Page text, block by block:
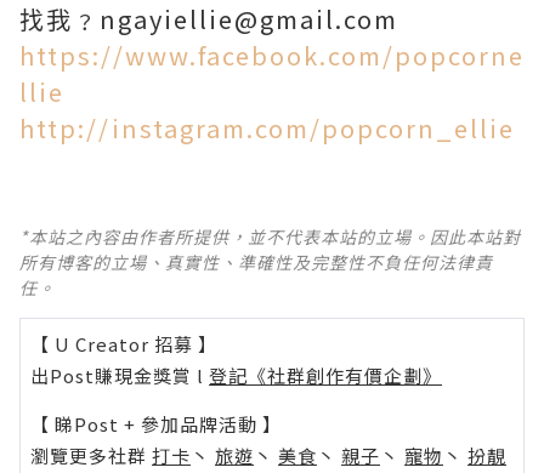
找我﹖ngayiellie@gmail.com
https://www.facebook.com/popcorne
llie
http://instagram.com/popcorn_ellie
*本站之內容由作者所提供，並不代表本站的立場。因此本站對
所有博客的立場、真實性、準確性及完整性不負任何法律責
任。
【 U Creator 招募 】
出Post賺現金獎賞 l 登記《社群創作有價企劃》
【 睇Post + 參加品牌活動 】
瀏覽更多社群 打卡 丶 旅遊 丶 美食 丶 親子 丶 寵物 丶 扮靚